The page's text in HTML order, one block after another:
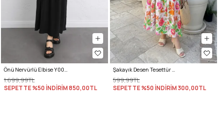
Önü Nervürlü Elbise Y0094 - SİYAH
1.699,99TL
SEPETTE %50 İNDİRİM850,00TL
Şakayık Desen Tesettür Elbise 2341 - PUDRA
599,99TL
SEPETTE %50 İNDİRİM300,00TL